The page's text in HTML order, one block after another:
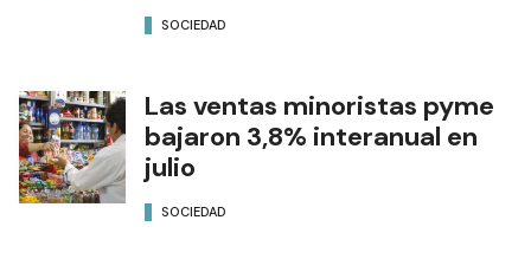
SOCIEDAD
Las ventas minoristas pyme
bajaron 3,8% interanual en
julio
SOCIEDAD